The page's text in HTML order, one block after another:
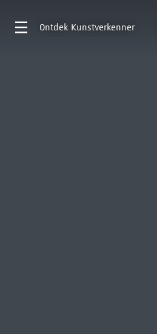
Ontdek Kunstverkenner